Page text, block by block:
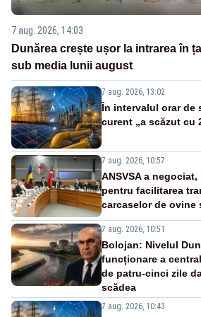
7 aug. 2026, 14:03
Dunărea crește ușor la intrarea în
sub media lunii august
7 aug. 2026, 13:02
În intervalul orar de
curent „a scăzut cu
7 aug. 2026, 10:57
ANSVSA a
pentru facilitarea
carcaselor de ovine
7 aug. 2026, 10:51
Bolojan: Nivelul
funcționare a
de patru-cinci zile
scădea
7 aug. 2026, 10:43